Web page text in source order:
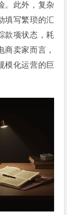
。此外，复杂
填写繁琐的汇
款项状态，耗
卖家而言，
模化运营的巨